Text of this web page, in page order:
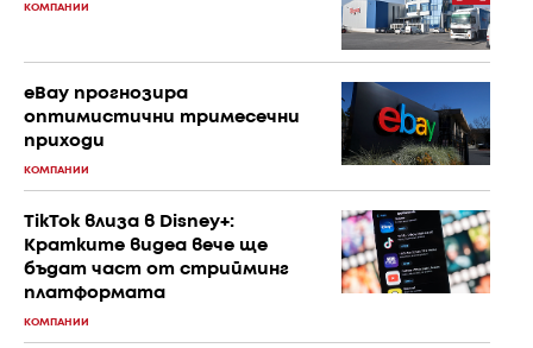
КОМПАНИИ
eBay прогнозира
оптимистични тримесечни
приходи
КОМПАНИИ
TikTok влиза в Disney+:
Кратките видеа вече ще
бъдат част от стрийминг
платформата
КОМПАНИИ